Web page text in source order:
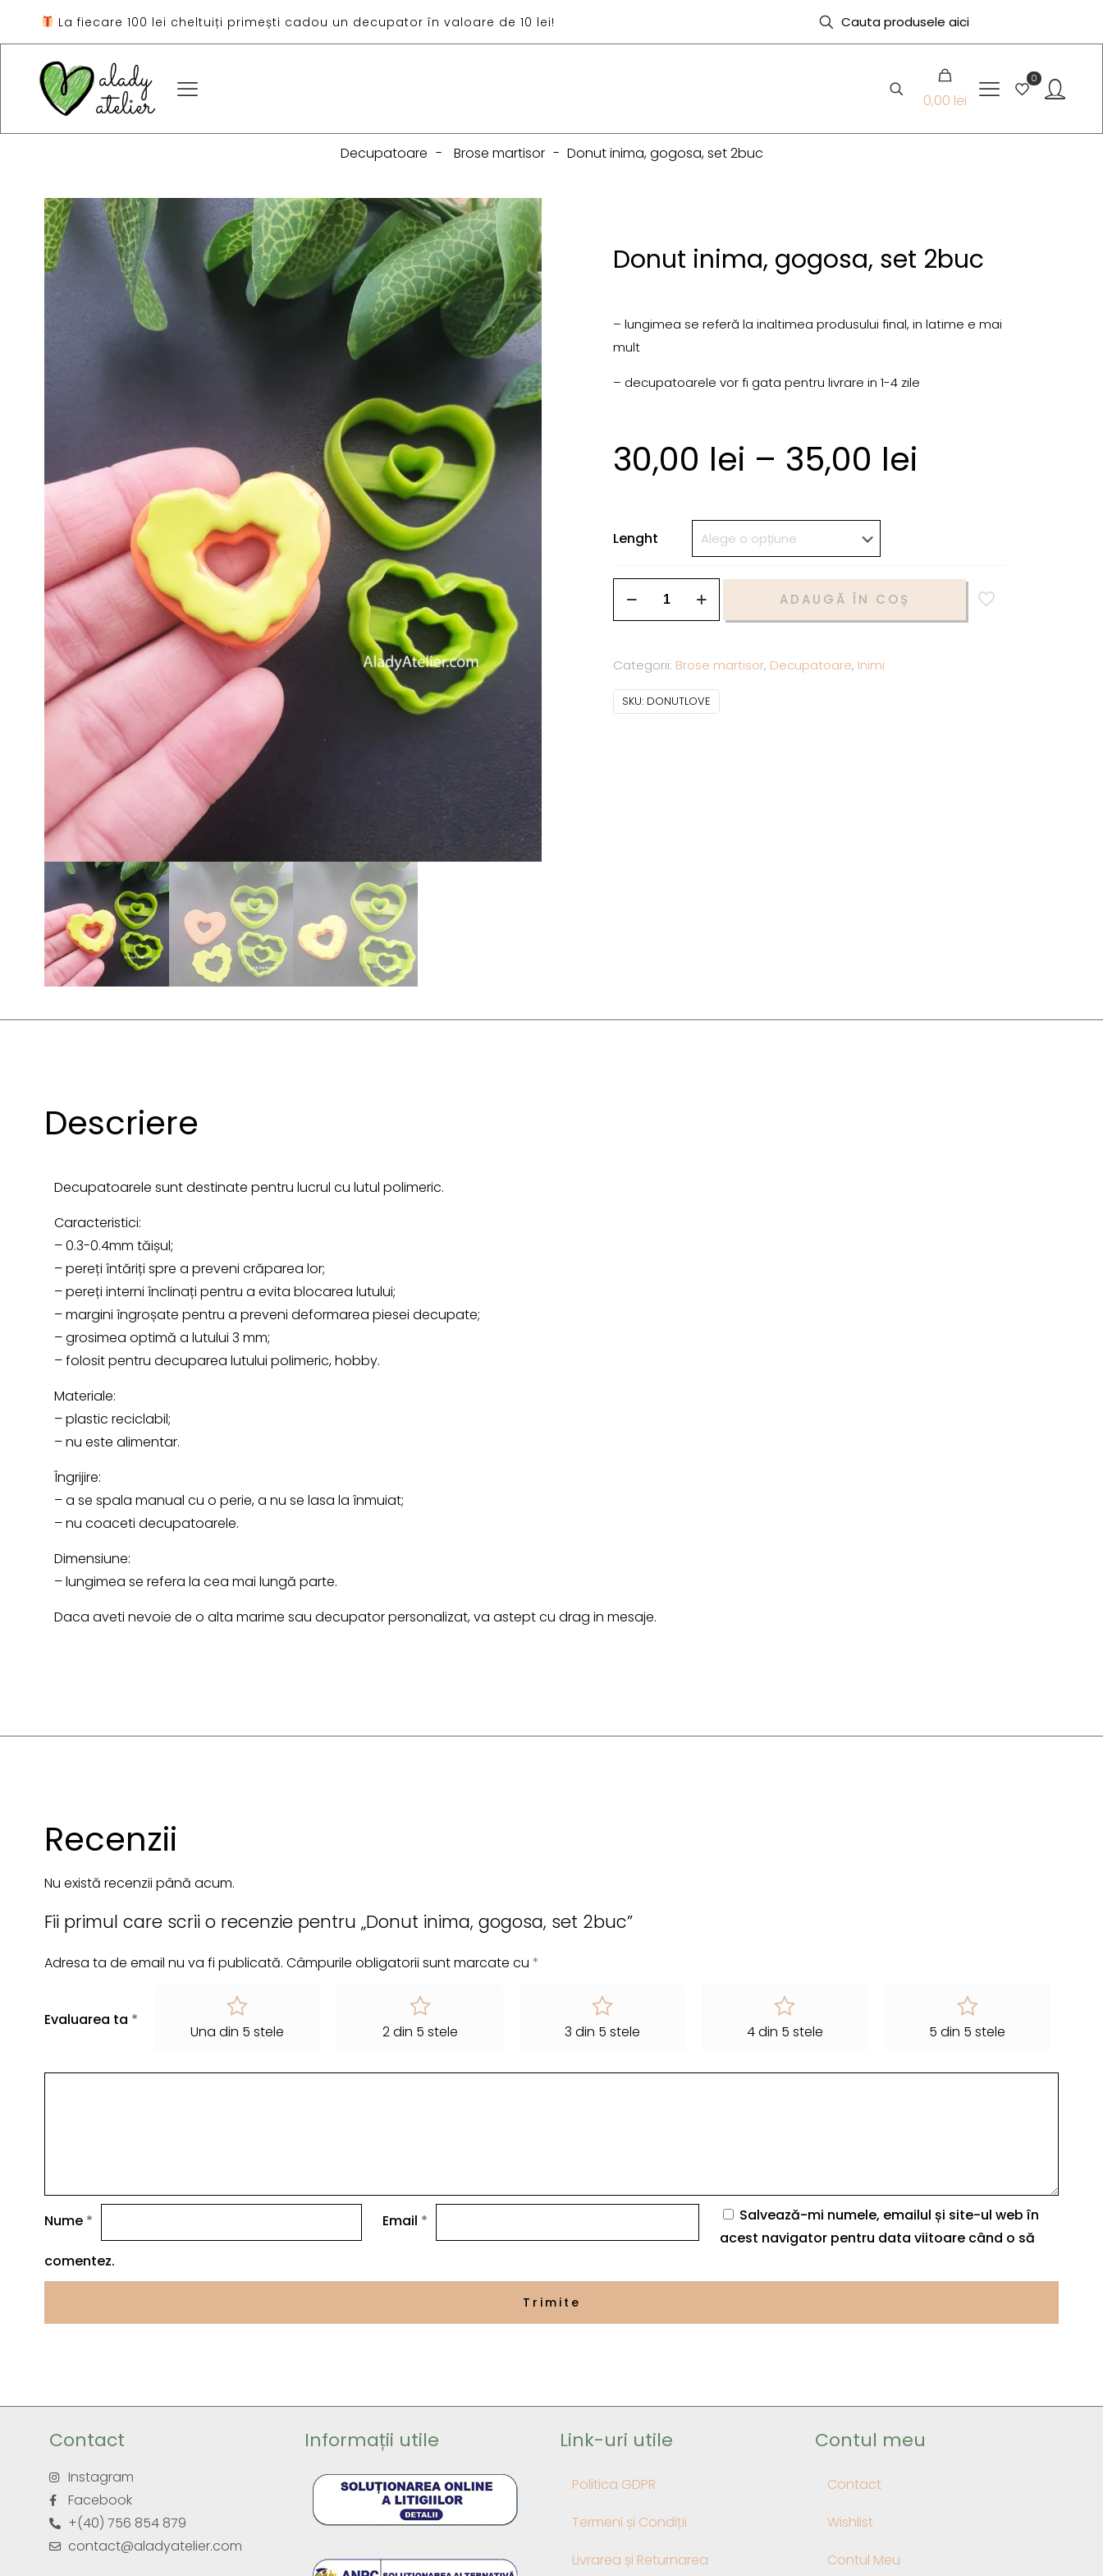
La fiecare 100 lei cheltuiți primești cadou un decupator în valoare de 10 lei!
0,00 lei
0
Decupatoare - Brose martisor - Donut inima, gogosa, set 2buc
Donut inima, gogosa, set 2buc
– lungimea se referă la inaltimea produsului final, in latime e mai
mult
– decupatoarele vor fi gata pentru livrare in 1-4 zile
30,00 lei – 35,00 lei
Lenght
ADAUGĂ ÎN COȘ
Categorii: Brose martisor, Decupatoare, Inimi
SKU: DONUTLOVE
Descriere
Decupatoarele sunt destinate pentru lucrul cu lutul polimeric.
Caracteristici:
– 0.3-0.4mm tăișul;
– pereți întăriți spre a preveni crăparea lor;
– pereți interni înclinați pentru a evita blocarea lutului;
– margini îngroșate pentru a preveni deformarea piesei decupate;
– grosimea optimă a lutului 3 mm;
– folosit pentru decuparea lutului polimeric, hobby.
Materiale:
– plastic reciclabil;
– nu este alimentar.
Îngrijire:
– a se spala manual cu o perie, a nu se lasa la înmuiat;
– nu coaceti decupatoarele.
Dimensiune:
– lungimea se refera la cea mai lungă parte.
Daca aveti nevoie de o alta marime sau decupator personalizat, va astept cu drag in mesaje.
Recenzii
Nu există recenzii până acum.
Fii primul care scrii o recenzie pentru „Donut inima, gogosa, set 2buc”
Adresa ta de email nu va fi publicată. Câmpurile obligatorii sunt marcate cu *
Evaluarea ta *
Una din 5 stele 2 din 5 stele 3 din 5 stele 4 din 5 stele 5 din 5 stele
Nume * Email *
Salvează-mi numele, emailul și site-ul web în
acest navigator pentru data viitoare când o să
comentez.
Contact
Instagram
Facebook
+(40) 756 854 879
contact@aladyatelier.com
Informații utile Link-uri utile
Politica GDPR
Termeni și Condiții
Livrarea și Returnarea
Contul meu
Contact
Wishlist
Contul Meu